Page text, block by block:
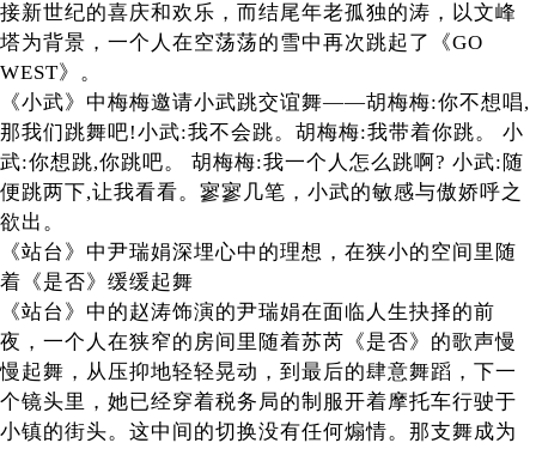
接新世纪的喜庆和欢乐，而结尾年老孤独的涛，以文峰
塔为背景，一个人在空荡荡的雪中再次跳起了《GO
WEST》。
《小武》中梅梅邀请小武跳交谊舞——胡梅梅:你不想唱,
那我们跳舞吧!小武:我不会跳。胡梅梅:我带着你跳。 小
武:你想跳,你跳吧。 胡梅梅:我一个人怎么跳啊? 小武:随
便跳两下,让我看看。寥寥几笔，小武的敏感与傲娇呼之
欲出。
《站台》中尹瑞娟深埋心中的理想，在狭小的空间里随
着《是否》缓缓起舞
《站台》中的赵涛饰演的尹瑞娟在面临人生抉择的前
夜，一个人在狭窄的房间里随着苏芮《是否》的歌声慢
慢起舞，从压抑地轻轻晃动，到最后的肆意舞蹈，下一
个镜头里，她已经穿着税务局的制服开着摩托车行驶于
小镇的街头。这中间的切换没有任何煽情。那支舞成为